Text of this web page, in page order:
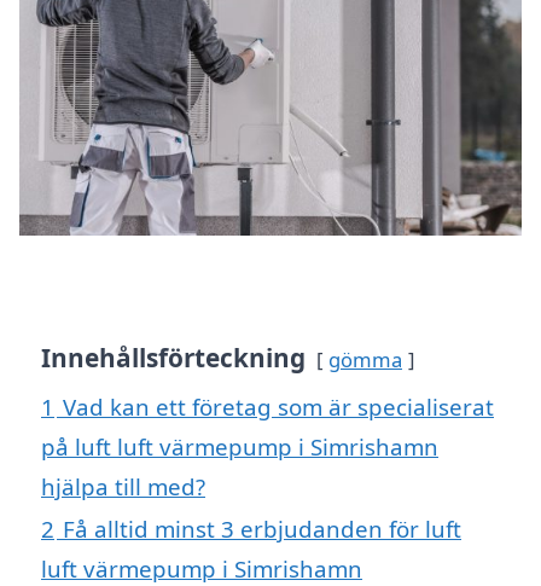
Innehållsförteckning gömma
1 Vad kan ett företag som är specialiserat
på luft luft värmepump i Simrishamn
hjälpa till med?
2 Få alltid minst 3 erbjudanden för luft
luft värmepump i Simrishamn